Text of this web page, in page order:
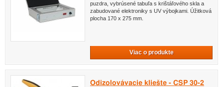
puzdra, vybrúsené tabuľa s krištáľového skla a
zabudované elektroniky s UV výbojkami. Úžitková
plocha 170 x 275 mm.
Viac o produkte
Odizolovávacie kliešte - CSP 30-2